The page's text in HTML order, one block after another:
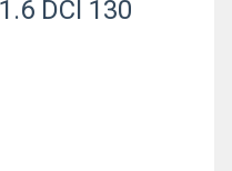
DCI 130